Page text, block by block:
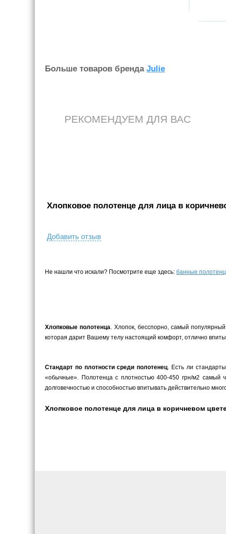
Больше товаров бренда Julie
РЕКОМЕНДУЕМ ДЛЯ ВАС
Хлопковое полотенце для лица в
Добавить отзыв
Не нашли что искали? Посмотрите еще здесь: банные
Хлопковые полотенца. Хлопок, бесспорно, самый
которая дарит Вашему телу настоящий комфорт, отлично
Стандарт по плотности среди полотенец. Есть ли
«обычные». Полотенца с плотностью 400-450 грн/м2 самый
долговечностью и способностью впитывать действительно
Хлопковое полотенце для лица в коричневом